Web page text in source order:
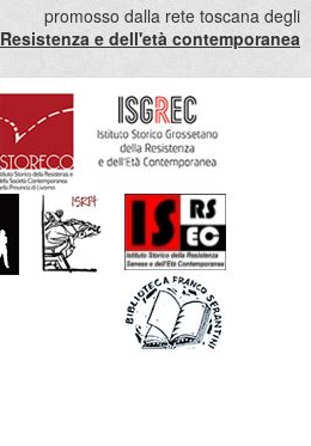
promosso dalla rete toscana degli
e dell'età contemporanea